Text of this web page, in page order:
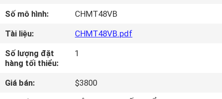
VỀ
CHÚNG
TÔI
CHUYẾN
Số mô hình:
CHMT48VB
Tài liệu:
CHMT48VB.pdf
Số lượng đặt
hàng tối thiểu:
1
Giá bán:
$3800